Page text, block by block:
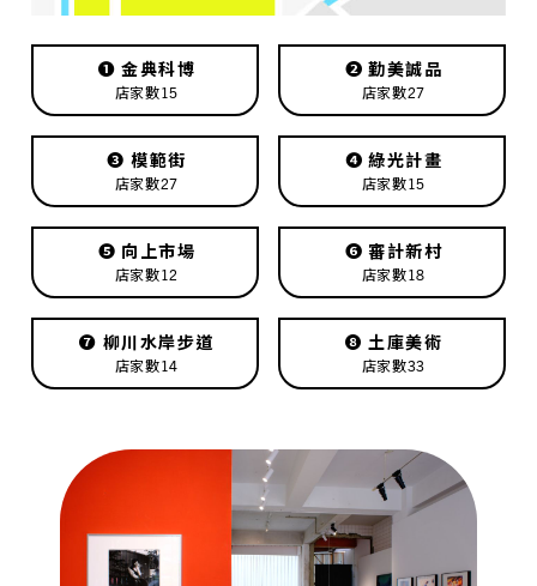
❶金典科博
店家數15
❷勤美誠品
店家數27
❸模範街
店家數27
❹綠光計畫
店家數15
❺ 向上市場
店家數12
❻審計新村
店家數18
❼柳川水岸步道
店家數14
❽ 土庫美術
店家數33